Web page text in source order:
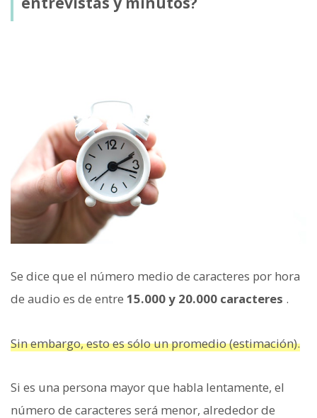
Se dice que el número medio de caracteres por hora
de audio es de entre 15.000 y 20.000 caracteres .
Sin embargo, esto es sólo un promedio (estimación).
Si es una persona mayor que habla lentamente, el
número de caracteres será menor, alrededor de